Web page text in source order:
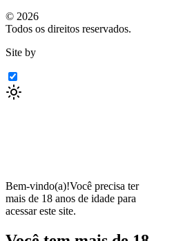
© 2026
Todos os direitos reservados.
Site by
Bem-vindo(a)!Você precisa ter
mais de 18 anos de idade para
acessar este site.